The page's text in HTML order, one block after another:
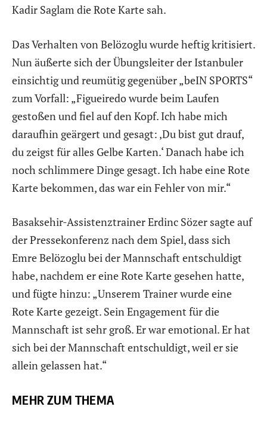
Kadir Saglam die Rote Karte sah.
Das Verhalten von Belözoglu wurde heftig kritisiert.
Nun äußerte sich der Übungsleiter der Istanbuler
einsichtig und reumütig gegenüber „beIN SPORTS“
zum Vorfall: „Figueiredo wurde beim Laufen
gestoßen und fiel auf den Kopf. Ich habe mich
daraufhin geärgert und gesagt: ‚Du bist gut drauf,
du zeigst für alles Gelbe Karten.‘ Danach habe ich
noch schlimmere Dinge gesagt. Ich habe eine Rote
Karte bekommen, das war ein Fehler von mir.“
Basaksehir-Assistenztrainer Erdinc Sözer sagte auf
der Pressekonferenz nach dem Spiel, dass sich
Emre Belözoglu bei der Mannschaft entschuldigt
habe, nachdem er eine Rote Karte gesehen hatte,
und fügte hinzu: „Unserem Trainer wurde eine
Rote Karte gezeigt. Sein Engagement für die
Mannschaft ist sehr groß. Er war emotional. Er hat
sich bei der Mannschaft entschuldigt, weil er sie
allein gelassen hat.“
MEHR ZUM THEMA